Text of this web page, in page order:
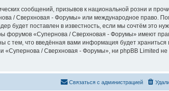
сообщений, призывов к национальной розни и
/ Сверхновая - Форумы» или международное право.
будет поставлен в известность, если мы сочтём это
форумов «Супернова / Сверхновая - Форумы» имеют
с тем, что введённая вами информация будет храниться
/ Сверхновая - Форумы», ни phpBB Limited не
Связаться с администрацией